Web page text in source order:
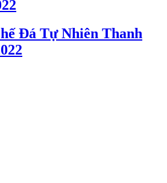
Đá Tự Nhiên Thanh